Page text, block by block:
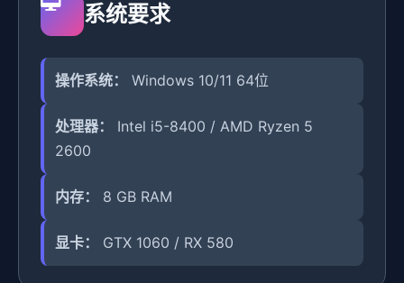
系统要求
操作系统： Windows 10/11 64位
处理器：
Intel i5-8400 / AMD Ryzen 5
2600
内存： 8 GB RAM
显卡： GTX 1060 / RX 580